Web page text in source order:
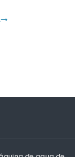
reales de cómo